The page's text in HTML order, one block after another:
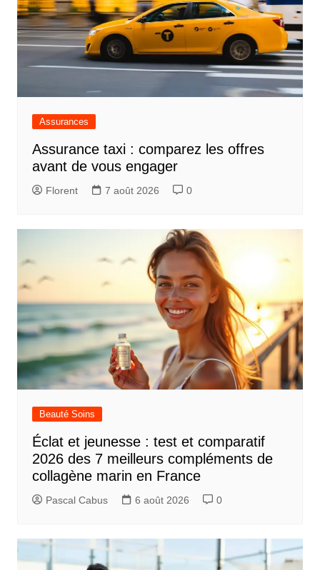
Assurances
Assurance taxi : comparez les offres
avant de vous engager
Florent 7 août 2026 0
Beauté Soins
Éclat et jeunesse : test et comparatif
2026 des 7 meilleurs compléments de
collagène marin en France
Pascal Cabus 6 août 2026 0